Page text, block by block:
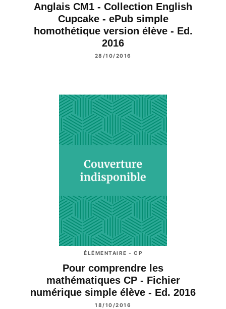
Anglais CM1 - Collection English
Cupcake - ePub simple
homothétique version élève - Ed.
2016
28/10/2016
ÉLÉMENTAIRE - CP
Pour comprendre les
mathématiques CP - Fichier
numérique simple élève - Ed. 2016
18/10/2016